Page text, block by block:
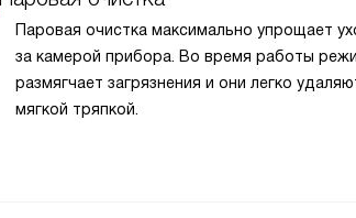
Паровая очистка максимально упрощает
за камерой прибора. Во время работы
размягчает загрязнения и они легко
мягкой тряпкой.